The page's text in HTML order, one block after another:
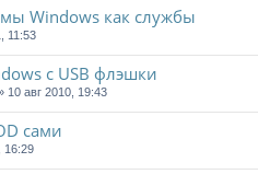
Windows как службы
11:53
с USB флэшки
10 авг 2010, 19:43
сами
16:29